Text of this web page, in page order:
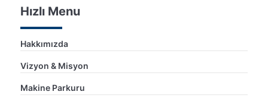
Hızlı Menu
Hakkımızda
Vizyon & Misyon
Makine Parkuru